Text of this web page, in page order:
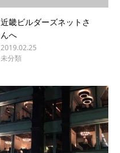
近畿ビルダーズネットさ
んへ
2019.02.25
未分類